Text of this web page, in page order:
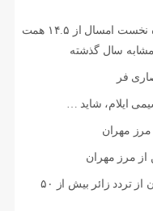
حق بیمه تولیدی بیمه ملت در چهار ماه نخست امسال از ۱۴.۵ همت
فر
ایلام، شاید …
مرز مهران
رئیس ستاد مرکزی اربعین: سهم مهران از تردد زائر بیش از ۵۰